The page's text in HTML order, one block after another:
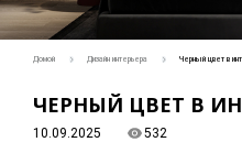
Домой Дизайн интерьера Черный цвет в
ЧЕРНЫЙ ЦВЕТ В
10.09.2025 532